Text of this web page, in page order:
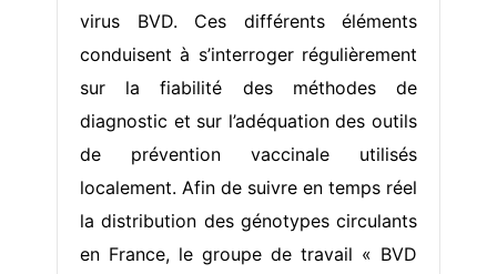
virus BVD. Ces différents éléments
conduisent à s’interroger régulièrement
sur la fiabilité des méthodes de
diagnostic et sur l’adéquation des outils
de prévention vaccinale utilisés
localement. Afin de suivre en temps réel
la distribution des génotypes circulants
en France, le groupe de travail « BVD